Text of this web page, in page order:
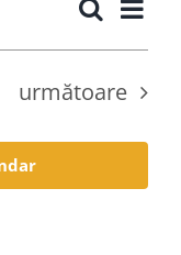
și
Caută
în
Listă
Evenimente
următoare